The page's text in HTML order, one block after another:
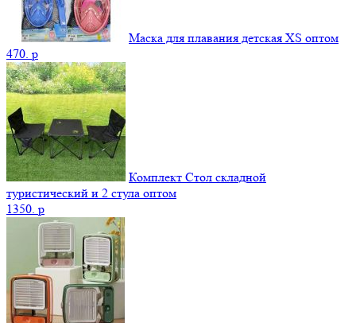
Маска для плавания детская XS оптом
470. p
Комплект Стол складной
туристический и 2 стула оптом
1350. p